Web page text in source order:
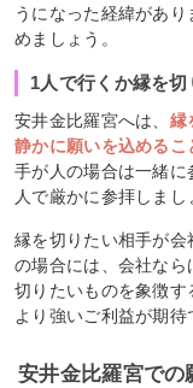
うになった経緯があ
めましょう。
1人で行くか縁を切
安井金比羅宮へは、 縁
静かに願いを込めるこ
手が人の場合は一緒に
人で厳かに参拝しまし
縁を切りたい相手が
の場合には、会社な
切りたいものを象徴す
より強いご利益が期待
安井金比羅宮での